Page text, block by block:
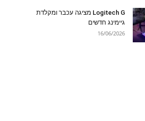
Logitech G מציגה עכבר ומקלדת
גיימינג חדשים
16/06/2026